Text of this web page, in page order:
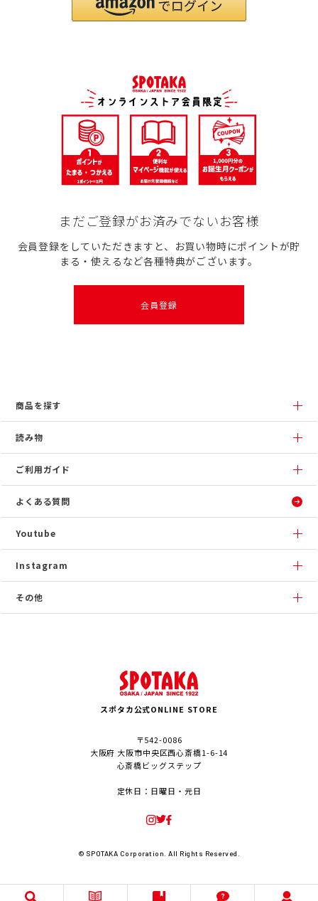
まだご登録がお済みでないお客様
会員登録をしていただきますと、お買い物時にポイントが貯
まる・使えるなど各種特典がございます。
会員登録
商品を探す
読み物
ご利用ガイド
よくある質問
Youtube
Instagram
その他
スポタカ公式ONLINE STORE
〒542-0086
大阪府 大阪市中央区西心斎橋1-6-14
心斎橋ビッグステップ
定休日：日曜日・元日
© SPOTAKA Corporation. All Rights Reserved.